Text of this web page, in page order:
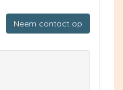
Neem contact op